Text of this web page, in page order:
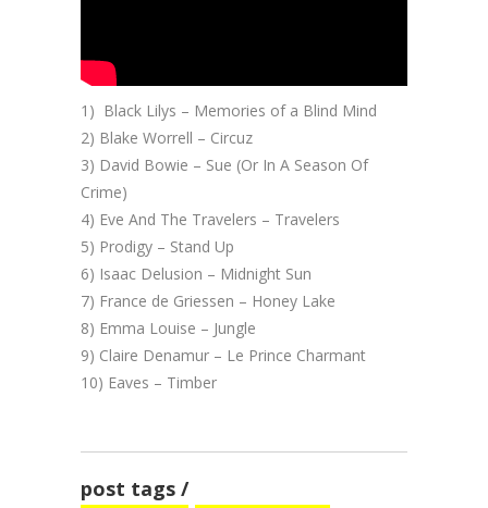
1) Black Lilys – Memories of a Blind Mind
2) Blake Worrell – Circuz
3) David Bowie – Sue (Or In A Season Of
Crime)
4) Eve And The Travelers – Travelers
5) Prodigy – Stand Up
6) Isaac Delusion – Midnight Sun
7) France de Griessen – Honey Lake
8) Emma Louise – Jungle
9) Claire Denamur – Le Prince Charmant
10) Eaves – Timber
post tags